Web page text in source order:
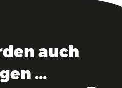
auch
...